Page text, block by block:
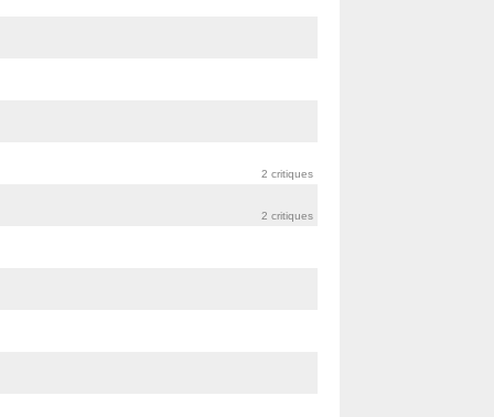
2 critiques
2 critiques